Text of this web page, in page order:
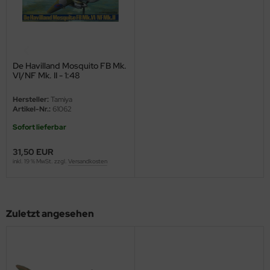
De Havilland Mosquito FB Mk.
VI/NF Mk. II - 1:48
Hersteller: Tamiya
Artikel-Nr.: 61062
Sofort lieferbar
31,50 EUR
inkl. 19 % MwSt. zzgl. Versandkosten
Zuletzt angesehen
Model
Collections
Hawk Model